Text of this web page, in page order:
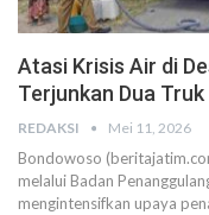
Atasi Krisis Air di
Terjunkan Dua
REDAKSI Mei 11, 2026
Bondowoso
melalui Badan
mengintensifkan upaya